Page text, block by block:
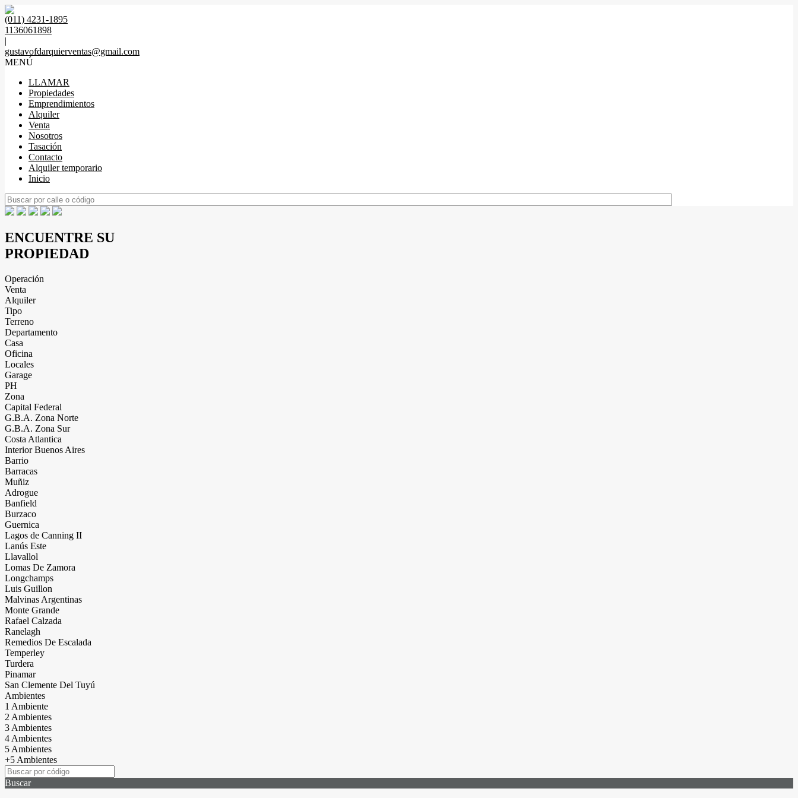
(011) 4231-1895
1136061898
|
gustavofdarquierventas@gmail.com
MENÚ
LLAMAR
Propiedades
Emprendimientos
Alquiler
Venta
Nosotros
Tasación
Contacto
Alquiler temporario
Inicio
ENCUENTRE SU
PROPIEDAD
Operación
Venta
Alquiler
Tipo
Terreno
Departamento
Casa
Oficina
Locales
Garage
PH
Zona
Capital Federal
G.B.A. Zona Norte
G.B.A. Zona Sur
Costa Atlantica
Interior Buenos Aires
Barrio
Barracas
Muñiz
Adrogue
Banfield
Burzaco
Guernica
Lagos de Canning II
Lanús Este
Llavallol
Lomas De Zamora
Longchamps
Luis Guillon
Malvinas Argentinas
Monte Grande
Rafael Calzada
Ranelagh
Remedios De Escalada
Temperley
Turdera
Pinamar
San Clemente Del Tuyú
Ambientes
1 Ambiente
2 Ambientes
3 Ambientes
4 Ambientes
5 Ambientes
+5 Ambientes
Buscar